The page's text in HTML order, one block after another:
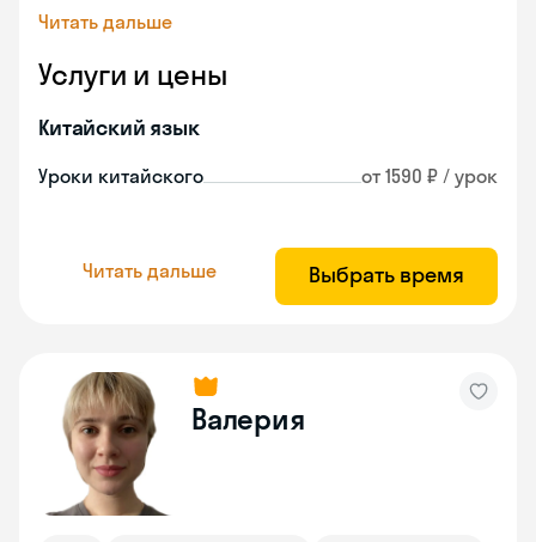
Читать дальше
Услуги и цены
Китайский язык
Уроки китайского от 1590 ₽ / урок
Читать дальше Выбрать время
Валерия